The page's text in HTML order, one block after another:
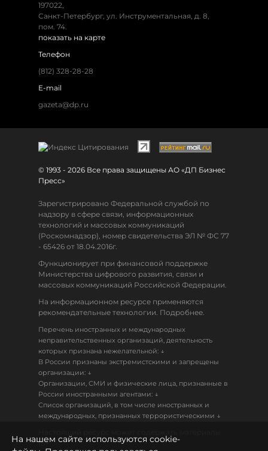
197022,
Санкт-Петербург, ул. Инструментальная, д. 8,
пом. 74.
показать на карте
Телефон
(812) 328-28-28
E-mail
gazeta@dp.ru
© 1993 - 2026 Все права защищены АО «ДП Бизнес
Пресс»
Зарегистрировано Федеральной службой по
надзору в сфере связи, информационных
технологий и массовых коммуникаций
(Роскомнадзор), номер свидетельства ЭЛ № ФС 77
- 65426 от 18.04.2016г.
Функционирует при финансовой поддержке
Министерства цифрового развития, связи и
массовых коммуникаций Российской Федерации.
На информационном ресурсе применяются
рекомендательные технологии. Подробнее.
Перечень иностранных и международных
неправительственных организаций, деятельность
которых признана нежелательной: ↓
В России признаны экстремистскими и запрещены
организации: ↓
Организации, СМИ и физические лица, признанные в
России иностранными агентами: ↓
Список организаций, в том числе иностранных и
международных, признанных террористическими ↓
18+
На нашем сайте используются cookie-